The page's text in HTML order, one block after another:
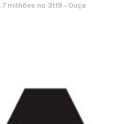
milhões no 3t19 – Ouça